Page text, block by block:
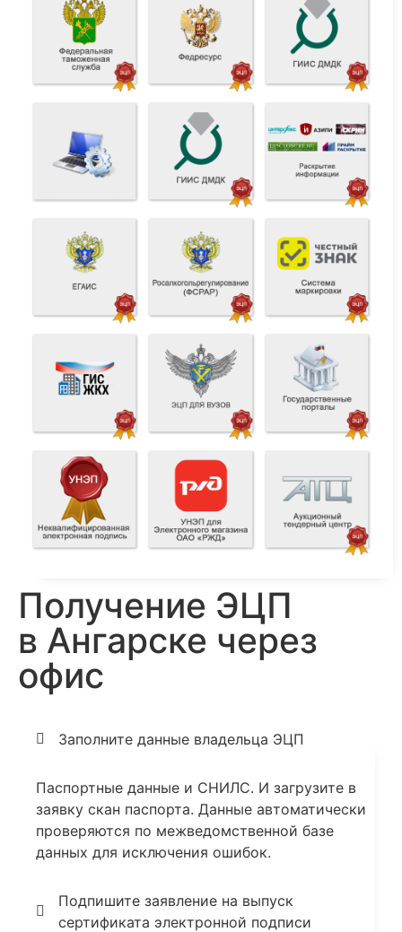
Получение ЭЦП
в Ангарске через
офис
Заполните данные владельца ЭЦП
Паспортные данные и СНИЛС. И загрузите в
заявку скан паспорта. Данные автоматически
проверяются по межведомственной базе
данных для исключения ошибок.
Подпишите заявление на выпуск
сертификата электронной подписи